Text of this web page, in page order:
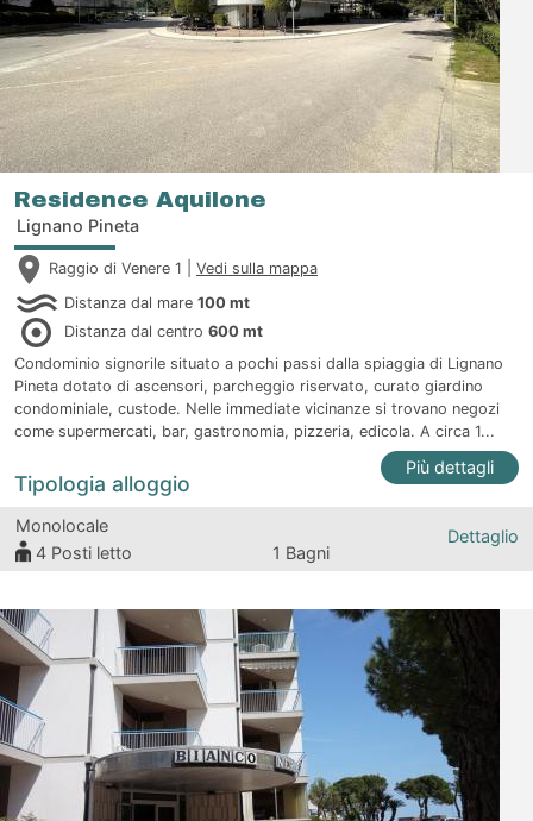
Residence Aquilone
Lignano Pineta
Raggio di Venere 1 | Vedi sulla mappa
Distanza dal mare 100 mt
Distanza dal centro 600 mt
Condominio signorile situato a pochi passi dalla spiaggia di Lignano
Pineta dotato di ascensori, parcheggio riservato, curato giardino
condominiale, custode. Nelle immediate vicinanze si trovano negozi
come supermercati, bar, gastronomia, pizzeria, edicola. A circa 1...
Più dettagli
Tipologia alloggio
Monolocale
4 Posti letto 1 Bagni
Dettaglio